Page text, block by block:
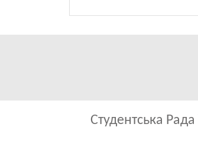
Студентська